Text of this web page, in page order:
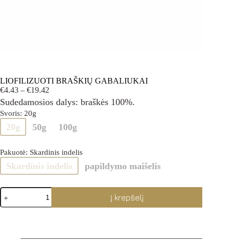
LIOFILIZUOTI BRAŠKIŲ GABALIUKAI
€4.43 – €19.42
range:
€4.43
€19.42
Sudedamosios dalys: braškės 100%.
Svoris: 20g
20g 50g 100g
Pakuotė: Skardinis indelis
Skardinis indelis papildymo maišelis
produkto
kiekis:
LIOFILIZUOTI
Į krepšelį